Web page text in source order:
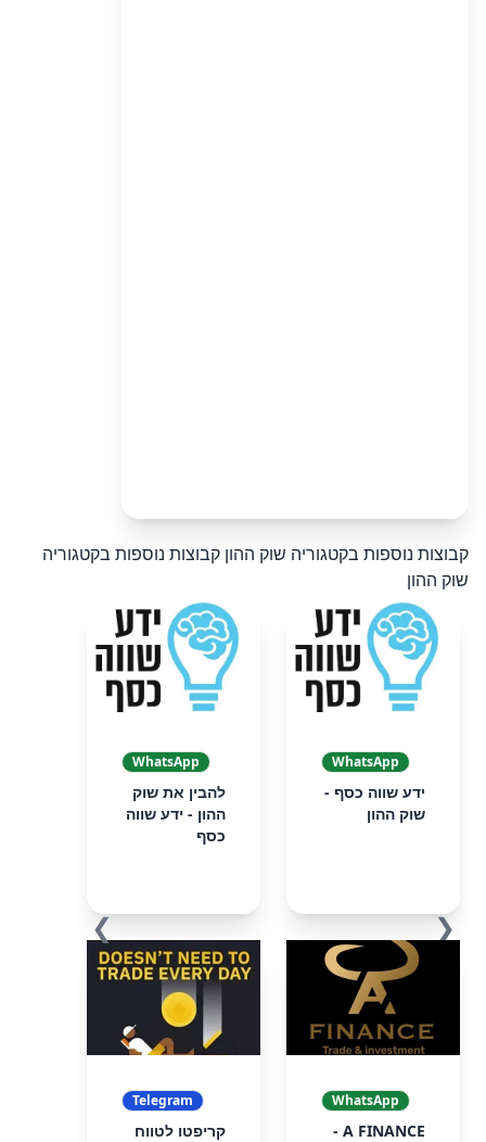
קבוצות נוספות בקטגוריה שוק ההון קבוצות נוספות בקטגוריה
שוק ההון
❮
WhatsApp
ידע שווה כסף -
שוק ההון
WhatsApp
להבין את שוק
ההון - ידע שווה
כסף
WhatsApp
A FINANCE -
Telegram
קריפטו לטווח
❯